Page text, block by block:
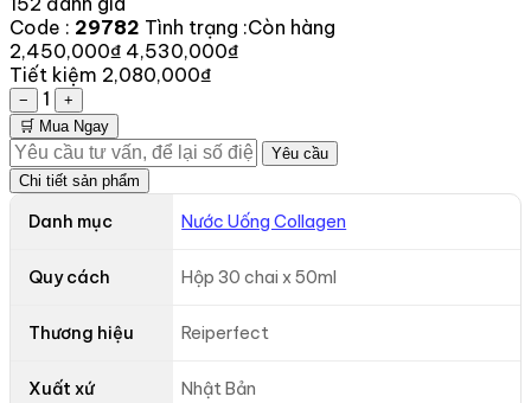
Code : 29782 Tình trạng :Còn hàng
2,450,000₫ 4,530,000₫
Tiết kiệm 2,080,000₫
− 1
+
🛒 Mua Ngay
Yêu cầu
Chi tiết sản phẩm
Danh mục Nước Uống Collagen
Quy cách Hộp 30 chai x 50ml
Thương hiệu Reiperfect
Xuất xứ Nhật Bản